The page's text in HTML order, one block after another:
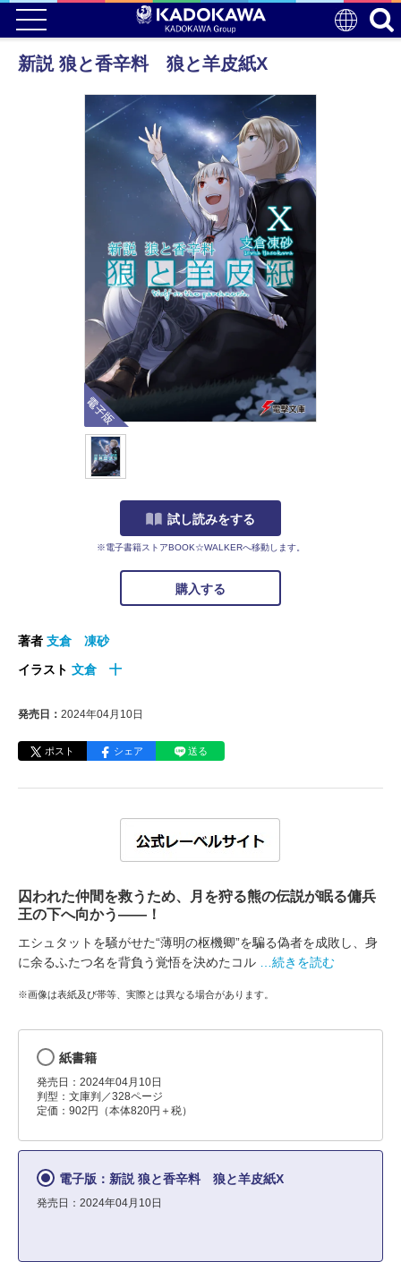
新説 狼と香辛料 狼と羊皮紙X
電子版
試し読みをする
※電子書籍ストアBOOK☆WALKERへ移動します。
購入する
著者 支倉 凍砂
イラスト 文倉 十
発売日： 2024年04月10日
ポスト シェア 送る
囚われた仲間を救うため、月を狩る熊の伝説が眠る傭兵
王の下へ向かう――！
エシュタットを騒がせた“薄明の枢機卿”を騙る偽者を成敗し、身
に余るふたつ名を背負う覚悟を決めたコル
…続きを読む
※画像は表紙及び帯等、実際とは異なる場合があります。
紙書籍
発売日：2024年04月10日
判型：文庫判／328ページ
定価：902円（本体820円＋税）
電子版：新説 狼と香辛料 狼と羊皮紙X
発売日：2024年04月10日